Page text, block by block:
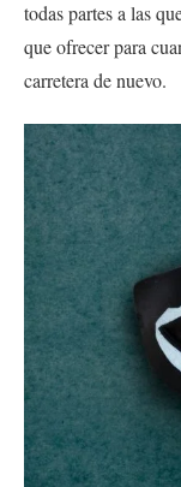
todas partes a las
que ofrecer para
carretera de nuevo.